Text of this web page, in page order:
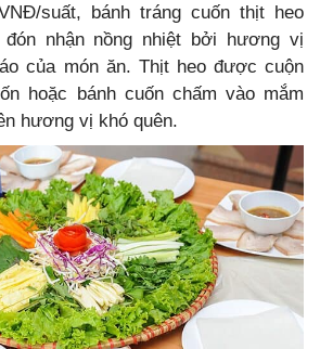
suất, bánh tráng cuốn thịt heo
nhận nồng nhiệt bởi hương vị
của món ăn. Thịt heo được cuộn
hoặc bánh cuốn chấm vào mắm
hương vị khó quên.